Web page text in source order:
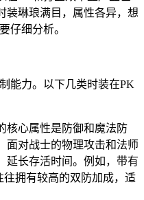
装琳琅满目，属性各异，想
仔细分析。
能力。以下几类时装在PK
核心属性是防御和魔法防
面对战士的物理攻击和法师
延长存活时间。例如，带有
往拥有较高的双防加成，适